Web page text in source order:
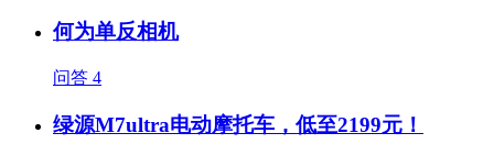
何为单反相机
问答 4
绿源M7ultra电动摩托车，低至2199元！